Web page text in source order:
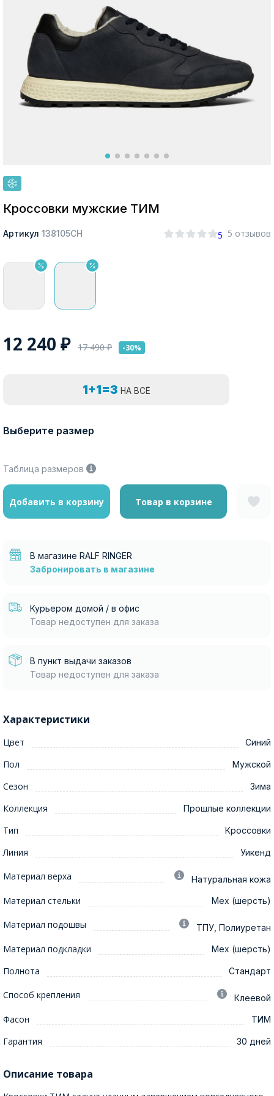
Москва
Покупателям
Кроссовки мужские ТИМ
Артикул 138105СН 5 5 отзывов
12 240 ₽ 17 490₽ -30%
1+1=3 НА ВСЁ
Выберите размер
Таблица размеров
Добавить в корзину Товар в корзине
В магазине RALF RINGER
Забронировать в магазине
Курьером домой / в офис
Товар недоступен для заказа
В пункт выдачи заказов
Товар недоступен для заказа
Характеристики
Цвет Синий
Пол Мужской
Сезон Зима
Коллекция Прошлые коллекции
Тип Кроссовки
Линия Уикенд
Материал верха Натуральная кожа
Материал стельки Мех (шерсть)
Материал подошвы ТПУ, Полиуретан
Материал подкладки Мех (шерсть)
Полнота Стандарт
Способ крепления Клеевой
Фасон ТИМ
Гарантия 30 дней
Описание товара